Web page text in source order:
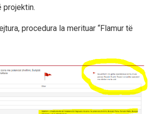
projektin.
procedura la merituar “Flamur të